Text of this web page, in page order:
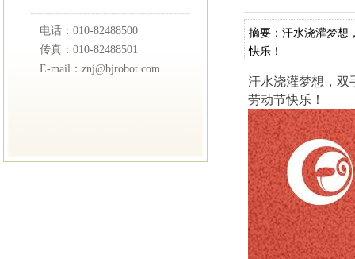
电话：010-82488500
传真：010-82488501
E-mail：znj@bjrobot.com
摘要：汗水浇灌梦想
快乐！
汗水浇灌梦想，双
劳动节快乐！